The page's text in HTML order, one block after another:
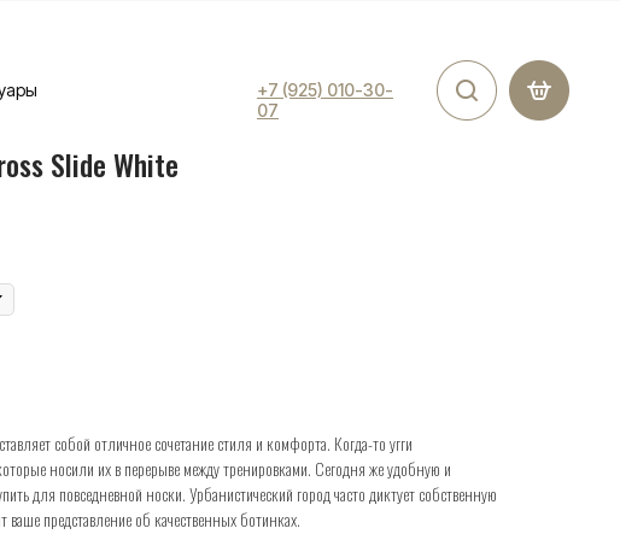
+7 (925) 010-30-
07
Slide White
собой отличное сочетание стиля и комфорта. Когда-то угги
носили их в перерыве между тренировками. Сегодня же удобную и
для повседневной носки. Урбанистический город часто диктует собственную
ваше представление об качественных ботинках.